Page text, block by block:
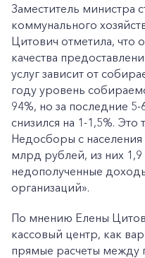
Заместитель министра
коммунального
Цитович отметила, что
качества
услуг зависит от
году уровень
94%, но за последние 5-
снизился на 1-1,5%.
Недосборы с
млрд рублей, из них
недополученные
организаций».
По мнению Елены
кассовый центр, как
прямые расчеты между